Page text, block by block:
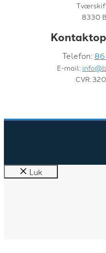
8330
Telefon:
E-mail:
CVR:
Luk